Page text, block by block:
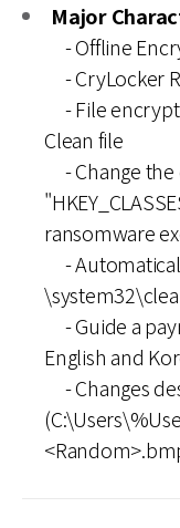
Major
- Offline
- CryLocker
- File
Clean file
- Change
ransomware
-
- Guide a
English and
- Changes